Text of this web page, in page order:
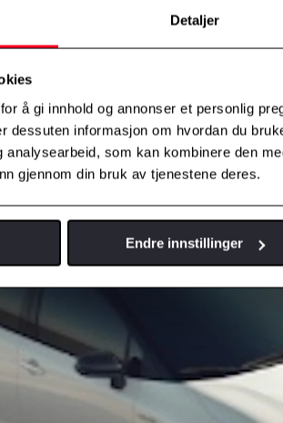
Detaljer
å gi innhold og annonser et personlig
dessuten informasjon om hvordan du
analysearbeid, som kan kombinere den
gjennom din bruk av tjenestene deres.
Endre innstillinger